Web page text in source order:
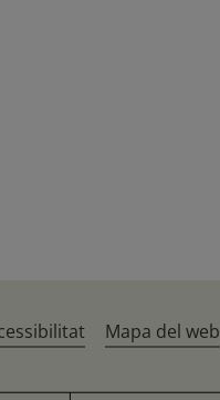
Mapa del web